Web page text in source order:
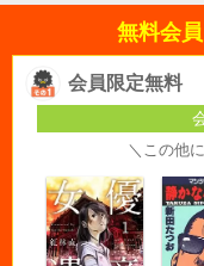
無料会員
会員限定無料
＼この他